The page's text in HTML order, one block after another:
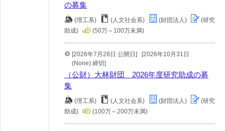
の募集
(理工系) (人文社会系) (財団法人)
(研究
助成)
(50万～100万未満)
[2026年7月28日 公開日]
[2026年10月31日
(None) 締切]
（公財）大林財団 2026年度研究助成の募
集
(理工系) (人文社会系) (財団法人)
(研究
助成)
(100万～200万未満)